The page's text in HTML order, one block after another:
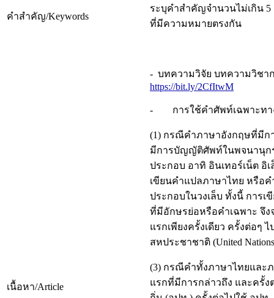
คำสำคัญ/Keywords
ระบุคำสำคัญจำนวนไม่เกิน
ที่มีความหมายตรงกัน
เนื้อหา/Article
- บทความวิจัย บทความวิชา
https://bit.ly/2CfItwM
- การใช้คำศัพท์เฉพาะทา
(1) กรณีคำภาษาอังกฤษที่มีก
มีการบัญญัติศัพท์ในพจนานุก
ประกอบ อาทิ อินเทอร์เน็ต
เขียนคำแปลภาษาไทย หรือ
ประกอบในวงเล็บ ทั้งนี้ การ
ที่มีอักษรย่อหรือคำเฉพาะ จึ
แรกเพียงครั้งเดียว ครั้งต่อๆ
สหประชาชาติ (United
(3) กรณีคำทั้งภาษาไทยและ
แรกที่มีการกล่าวถึง และครั้ง